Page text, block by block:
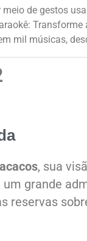
de gestos
mil músicas,
, sua
grande
reservas